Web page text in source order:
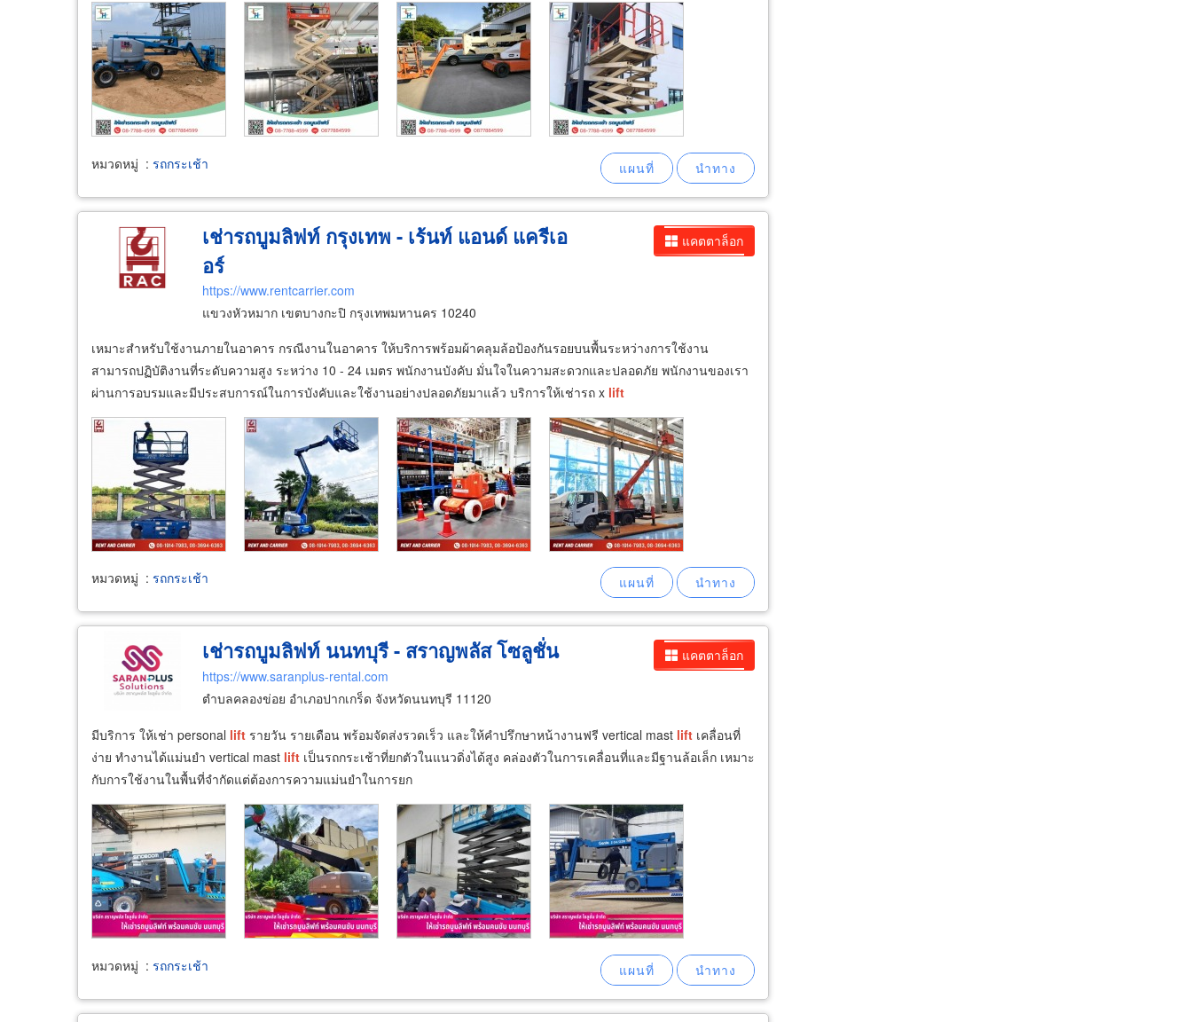
หมวดหมู่ : รถกระเช้า
แคตตาล็อก
เช่ารถบูมลิฟท์ กรุงเทพ - เร้นท์ แอนด์ แครีเอ
อร์
https://www.rentcarrier.com
แขวงหัวหมาก เขตบางกะปิ กรุงเทพมหานคร 10240
เหมาะสำหรับใช้งานภายในอาคาร กรณีงานในอาคาร ให้บริการพร้อมผ้าคลุมล้อป้องกันรอยบนพื้นระหว่างการใช้งาน
สามารถปฏิบัติงานที่ระดับความสูง ระหว่าง 10 - 24 เมตร พนักงานบังคับ มั่นใจในความสะดวกและปลอดภัย พนักงานของเรา
ผ่านการอบรมและมีประสบการณ์ในการบังคับและใช้งานอย่างปลอดภัยมาแล้ว บริการให้เช่ารถ x lift
หมวดหมู่ : รถกระเช้า
แคตตาล็อก
เช่ารถบูมลิฟท์ นนทบุรี - สราญพลัส โซลูชั่น
https://www.saranplus-rental.com
ตำบลคลองข่อย อำเภอปากเกร็ด จังหวัดนนทบุรี 11120
มีบริการ ให้เช่า personal lift รายวัน รายเดือน พร้อมจัดส่งรวดเร็ว และให้คำปรึกษาหน้างานฟรี vertical mast lift เคลื่อนที่
ง่าย ทำงานได้แม่นยำ vertical mast lift เป็นรถกระเช้าที่ยกตัวในแนวดิ่งได้สูง คล่องตัวในการเคลื่อนที่และมีฐานล้อเล็ก เหมาะ
กับการใช้งานในพื้นที่จำกัดแต่ต้องการความแม่นยำในการยก
หมวดหมู่ : รถกระเช้า